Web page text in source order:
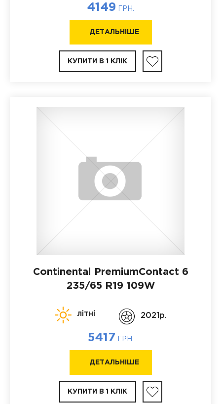
4149 ГРН.
ДЕТАЛЬНІШЕ
КУПИТИ В 1 КЛІК
Continental PremiumContact 6
235/65 R19 109W
літні 2021p.
5417 ГРН.
ДЕТАЛЬНІШЕ
КУПИТИ В 1 КЛІК